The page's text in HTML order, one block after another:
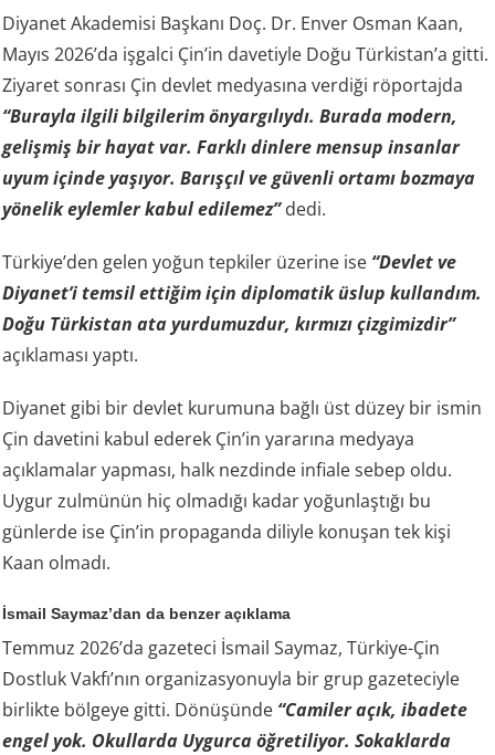
Diyanet Akademisi Başkanı Doç. Dr. Enver Osman Kaan,
Mayıs 2026’da işgalci Çin’in davetiyle Doğu Türkistan’a gitti.
Ziyaret sonrası Çin devlet medyasına verdiği röportajda
“Burayla ilgili bilgilerim önyargılıydı. Burada modern,
gelişmiş bir hayat var. Farklı dinlere mensup insanlar
uyum içinde yaşıyor. Barışçıl ve güvenli ortamı bozmaya
yönelik eylemler kabul edilemez”dedi.
Türkiye’den gelen yoğun tepkiler üzerine ise “Devlet ve
Diyanet’i temsil ettiğim için diplomatik üslup kullandım.
Doğu Türkistan ata yurdumuzdur, kırmızı çizgimizdir”
açıklaması yaptı.
Diyanet gibi bir devlet kurumuna bağlı üst düzey bir ismin
Çin davetini kabul ederek Çin’in yararına medyaya
açıklamalar yapması, halk nezdinde infiale sebep oldu.
Uygur zulmünün hiç olmadığı kadar yoğunlaştığı bu
günlerde ise Çin’in propaganda diliyle konuşan tek kişi
Kaan olmadı.
İsmail Saymaz’dan da benzer açıklama
Temmuz 2026’da gazeteci İsmail Saymaz, Türkiye-Çin
Dostluk Vakfı’nın organizasyonuyla bir grup gazeteciyle
birlikte bölgeye gitti. Dönüşünde “Camiler açık, ibadete
engel yok. Okullarda Uygurca öğretiliyor. Sokaklarda